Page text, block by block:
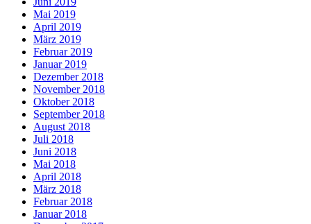
Mai 2019
April 2019
März 2019
Februar 2019
Januar 2019
Dezember 2018
November 2018
Oktober 2018
September 2018
August 2018
Juli 2018
Juni 2018
Mai 2018
April 2018
März 2018
Februar 2018
Januar 2018